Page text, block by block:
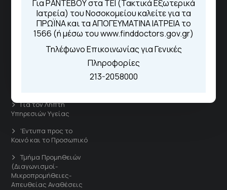
Για ΡΑΝΤΕΒΟΥ στα ΤΕΙ (Τακτικά Εξωτερικά
Ιατρεία) του Νοσοκομείου καλείτε για τα
ΠΡΩΪΝΑ και τα ΑΠΟΓΕΥΜΑΤΙΝΑ ΙΑΤΡΕΙΑ το
1566 (ή μέσω του www.finddoctors.gov.gr)
Τηλέφωνο Επικοινωνίας για Γενικές
Πληροφορίες
213-2058000
Διασυνδεόμενα Νοσοκομεία
Γενικό Νοσοκομείο
Μελισσίων “Άμαλία Φλέμιγκ”
Γενικό Νοσοκομείο Παίδων
Για τον Λήπτη
Υπηρεσιών Υγείας
'Εντυπα προς το
Κοινό και το Προσωπικό
Τμήμα Προμηθειών
(Διαγωνισμοί-
Μικροπρομήθειες-
Απευθείας Αναθέσεις